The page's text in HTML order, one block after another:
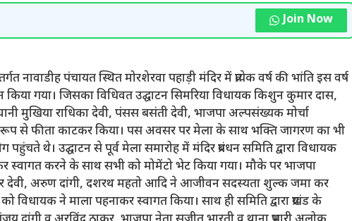
Join Now
नावाडीह पंचायत स्थित मोरशेरवा पहाड़ी मंदिर में प्रत्येक वर्ष की भांति इस वर्ष
गया। जिसका विधिवत उद्घाटन सिमरिया विधायक किशुन कुमार दास,
मुखिया राधिका देवी, पंसस बसंती देवी, भाजपा अल्पसंख्यक मोर्चा
से फीता काटकर किया। पस अवसर पर मेला के साथ भक्ति जागरण का भी
पहुंचते थे। उद्घाटन से पूर्व मेला समारोह में मंदिर प्रबंधन समिति द्वारा विधायक
करने के साथ सभी को मोमेंटो भेट किया गया। मौके पर भाजपा
देवी, अरुण दांगी, दशरथ महतो आदि ने आजीवन सदस्यता शुल्क जमा कर
ने माला पहनाकर स्वागत किया। साथ ही समिति द्वारा प्रखंड के